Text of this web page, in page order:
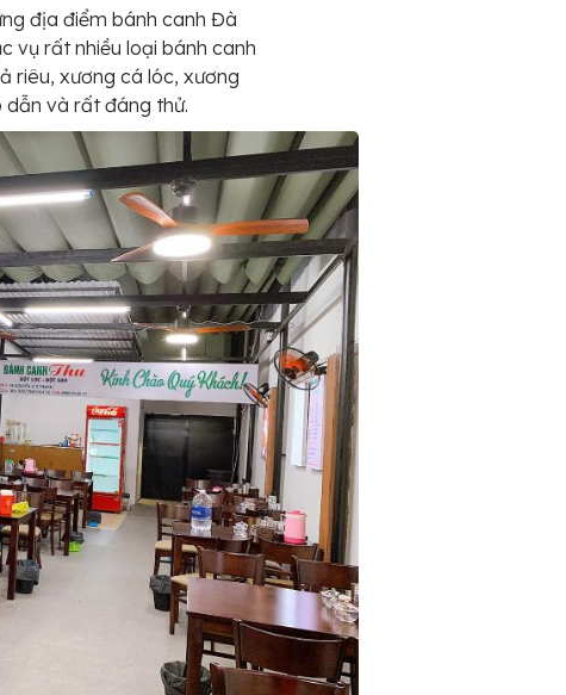
địa điểm bánh canh Đà
vụ rất nhiều loại bánh canh
riêu, xương cá lóc, xương
dẫn và rất đáng thử.